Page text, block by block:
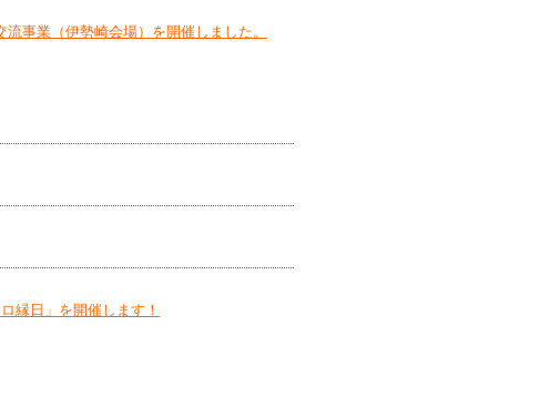
事業（伊勢崎会場）を開催しました。
縁日」を開催します！